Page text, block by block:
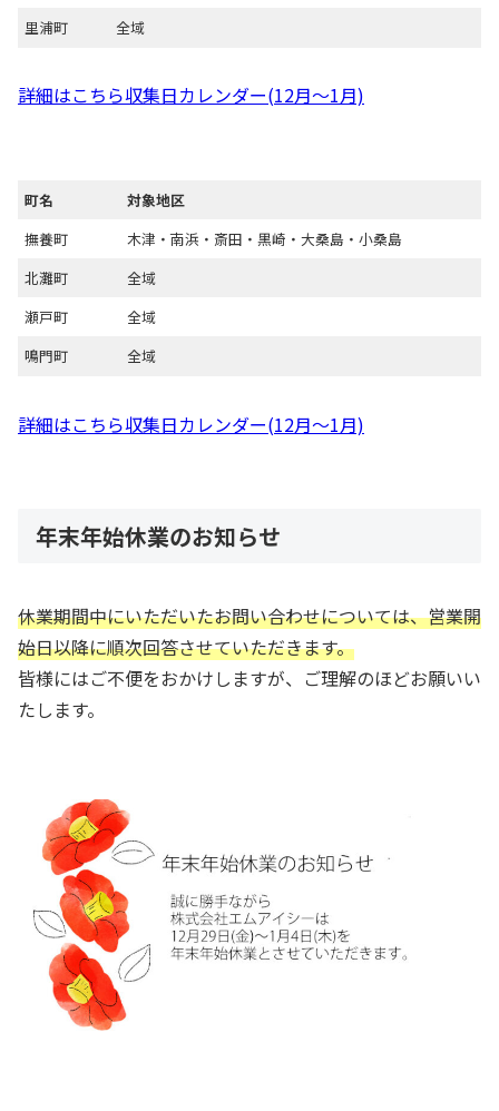
里浦町
全域
詳細はこちら収集日カレンダー(12月～1月)
町名
対象地区
撫養町
木津・南浜・斎田・黒崎・大桑島・小桑島
北灘町
全域
瀬戸町
全域
鳴門町
全域
詳細はこちら収集日カレンダー(12月～1月)
年末年始休業のお知らせ
休業期間中にいただいたお問い合わせについては、営業開
始日以降に順次回答させていただきます。
皆様にはご不便をおかけしますが、ご理解のほどお願いい
たします。